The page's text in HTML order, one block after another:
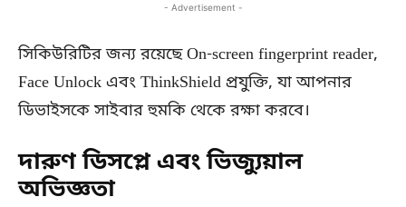
- Advertisement -
সিকিউরিটির জন্য রয়েছে On-screen fingerprint reader,
Face Unlock এবং ThinkShield প্রযুক্তি, যা আপনার
ডিভাইসকে সাইবার হুমকি থেকে রক্ষা করবে।
দারুণ ডিসপ্লে এবং ভিজ্যুয়াল
অভিজ্ঞতা